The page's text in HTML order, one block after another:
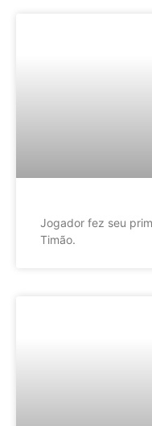
Jogador fez seu
Timão.